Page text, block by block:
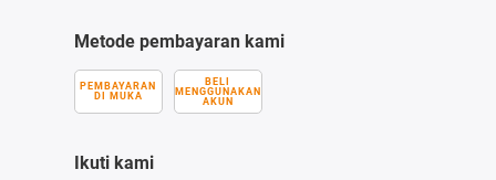
Metode pembayaran kami
PEMBAYARAN
DI MUKA
BELI
MENGGUNAKAN
AKUN
Ikuti kami